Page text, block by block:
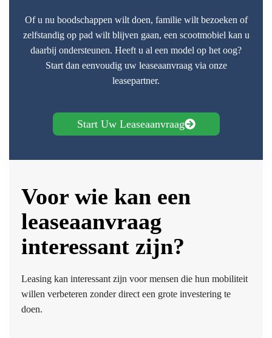
Of u nu boodschappen wilt doen, familie wilt bezoeken of
zelfstandig op pad wilt blijven gaan, een scootmobiel kan u
daarbij ondersteunen. Heeft u al een model op het oog?
Start dan eenvoudig uw leaseaanvraag via onze
leasepartner.
Start Uw Leaseaanvraag
Voor wie kan een
leaseaanvraag
interessant zijn?
Leasing kan interessant zijn voor mensen die hun mobiliteit
willen verbeteren zonder direct een grote investering te
doen.